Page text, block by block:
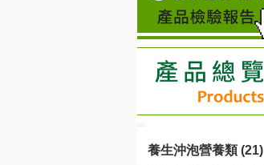
養生沖泡營養類 (21)